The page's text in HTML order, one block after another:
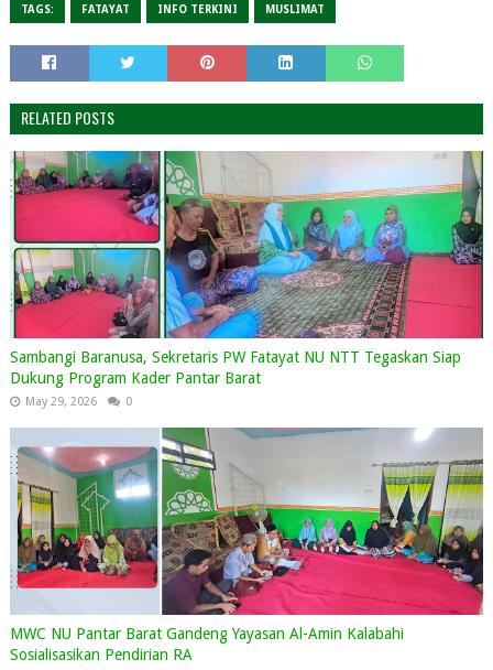
TAGS: FATAYAT INFO TERKINI MUSLIMAT
RELATED POSTS
Sambangi Baranusa, Sekretaris PW Fatayat NU NTT Tegaskan Siap
Dukung Program Kader Pantar Barat
May 29, 2026 0
MWC NU Pantar Barat Gandeng Yayasan Al-Amin Kalabahi
Sosialisasikan Pendirian RA